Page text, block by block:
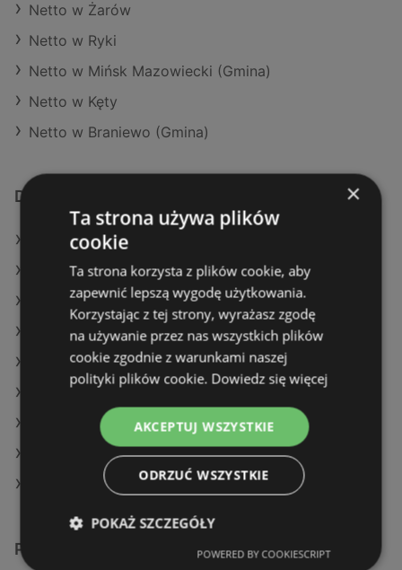
Netto w Żarów
Netto w Ryki
Netto w Mińsk Mazowiecki (Gmina)
Netto w Kęty
Netto w Braniewo (Gmina)
Dodatkowe łącza
Oferty Netto
Oferty Makro
Oferty SPAR
Aktualne gazetki Dealz
Aktualne gazetki Action
Aktualne gazetki Stokrotka
Aktualne gazetki Aldi
Aktualne gazetki Carrefour
Sklepy Netto w Międzyzdroje
Podobne sklepy detaliczne
×
Ta strona używa plików
cookie
Ta strona korzysta z plików cookie, aby
zapewnić lepszą wygodę użytkowania.
Korzystając z tej strony, wyrażasz zgodę
na używanie przez nas wszystkich plików
cookie zgodnie z warunkami naszej
polityki plików cookie. Dowiedz się więcej
AKCEPTUJ WSZYSTKIE
ODRZUĆ WSZYSTKIE
POKAŻ SZCZEGÓŁY
POWERED BY COOKIESCRIPT